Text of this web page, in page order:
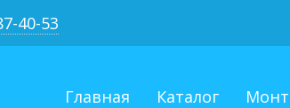
40-53
Главная Каталог